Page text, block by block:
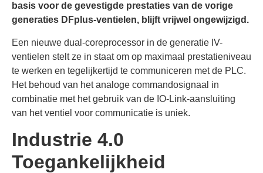
basis voor de gevestigde prestaties van de vorige
generaties DFplus-ventielen, blijft vrijwel ongewijzigd.
Een nieuwe dual-coreprocessor in de generatie IV-
ventielen stelt ze in staat om op maximaal prestatieniveau
te werken en tegelijkertijd te communiceren met de PLC.
Het behoud van het analoge commandosignaal in
combinatie met het gebruik van de IO-Link-aansluiting
van het ventiel voor communicatie is uniek.
Industrie 4.0
Toegankelijkheid